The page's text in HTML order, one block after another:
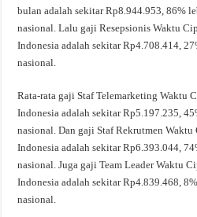
bulan adalah sekitar Rp8.944.953, 86%
nasional. Lalu gaji Resepsionis Waktu
Indonesia adalah sekitar Rp4.708.414,
nasional.
Rata-rata gaji Staf Telemarketing Waktu
Indonesia adalah sekitar Rp5.197.235,
nasional. Dan gaji Staf Rekrutmen
Indonesia adalah sekitar Rp6.393.044,
nasional. Juga gaji Team Leader Waktu
Indonesia adalah sekitar Rp4.839.468,
nasional.